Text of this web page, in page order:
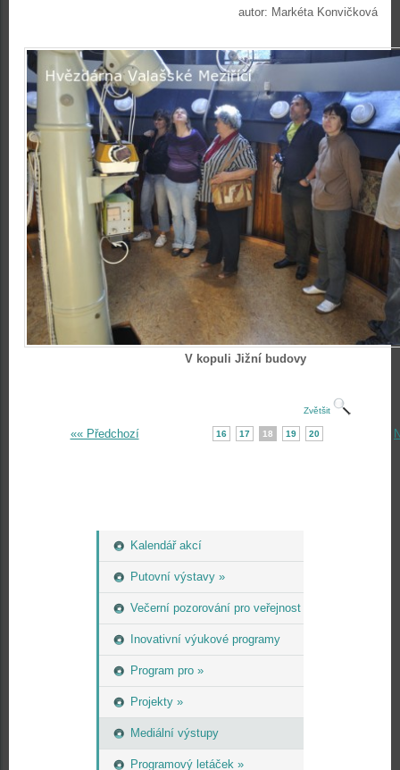
Kalendář akcí
Putovní výstavy »
Večerní pozorování pro veřejnost
Inovativní výukové programy
Program pro »
Projekty »
Mediální výstupy
Programový letáček »
autor: Markéta Konvičková
V kopuli Jižní budovy
Zvětšit
«« Předchozí 16 17 18 19 20